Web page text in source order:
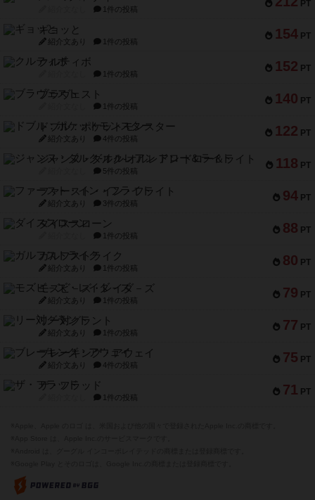
PT
1件の投稿
154 PT
ギョッと
紹介文あり 1件の投稿
152 PT
クルティボ
1件の投稿
140 PT
ブラヴェスト
1件の投稿
122 PT
ドブル：ポケットモンスター
紹介文あり 4件の投稿
118 PT
ジャンヌ・ダルク-オルレアン ドロー＆ライト
5件の投稿
94 PT
ファースト・イン・フライト
紹介文あり 3件の投稿
88 PT
ダイススローン
1件の投稿
80 PT
ガルフストライク
紹介文あり 1件の投稿
79 PT
モズビ－ズ・レイダ－ズ
紹介文あり 1件の投稿
77 PT
リー対グラント
紹介文あり 1件の投稿
75 PT
ブレーキング・アウェイ
紹介文あり 4件の投稿
71 PT
ザ・フラッド
1件の投稿